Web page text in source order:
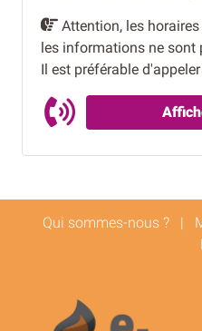
Attention, les
les informations ne sont
Il est préférable d'appeler
Qui sommes-nous ? |